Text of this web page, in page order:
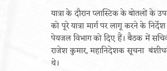
यात्रा के दौरान प्लास्टिक के बोतलों के
को पूरे यात्रा मार्ग पर लागू करने के
पेयजल विभाग को दिए हैं। बैठक में
राजेश कुमार, महानिदेशक सूचना बंशीधर
थे।